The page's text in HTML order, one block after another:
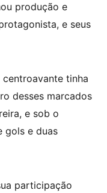
produção e
e seus
tinha
desses marcados
e sob o
gols e duas
participação